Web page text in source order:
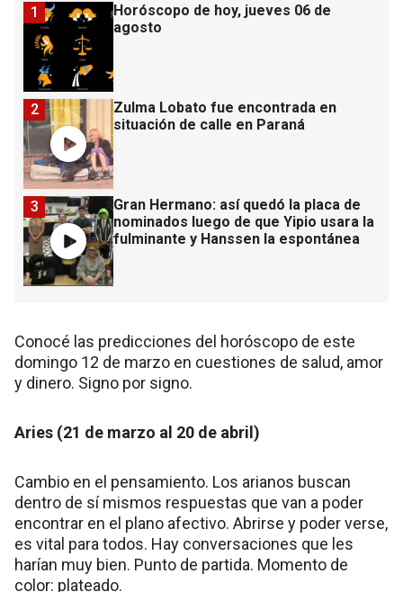
Horóscopo de hoy, jueves 06 de
agosto
1
Zulma Lobato fue encontrada en
situación de calle en Paraná
2
Gran Hermano: así quedó la placa de
nominados luego de que Yipio usara la
fulminante y Hanssen la espontánea
3
Conocé las predicciones del horóscopo de este
domingo 12 de marzo en cuestiones de salud, amor
y dinero. Signo por signo.
Aries (21 de marzo al 20 de abril)
Cambio en el pensamiento. Los arianos buscan
dentro de sí mismos respuestas que van a poder
encontrar en el plano afectivo. Abrirse y poder verse,
es vital para todos. Hay conversaciones que les
harían muy bien. Punto de partida. Momento de
color: plateado.